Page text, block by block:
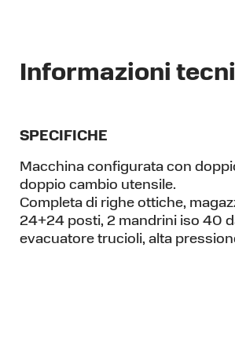
Informazioni
SPECIFICHE
Macchina configurata con
doppio cambio utensile.
Completa di righe ottiche,
24+24 posti, 2 mandrini iso 40
evacuatore trucioli, alta